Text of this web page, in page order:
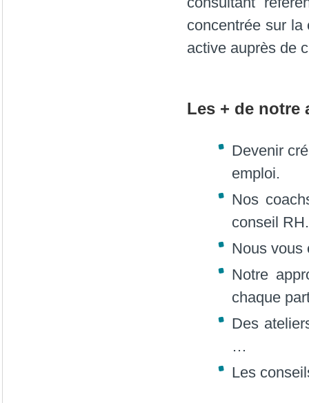
concentrée sur la
active auprès de
Les + de notre
Devenir
emploi.
Nos
conseil RH.
Nous vous
Notre
chaque
Des
…
Les